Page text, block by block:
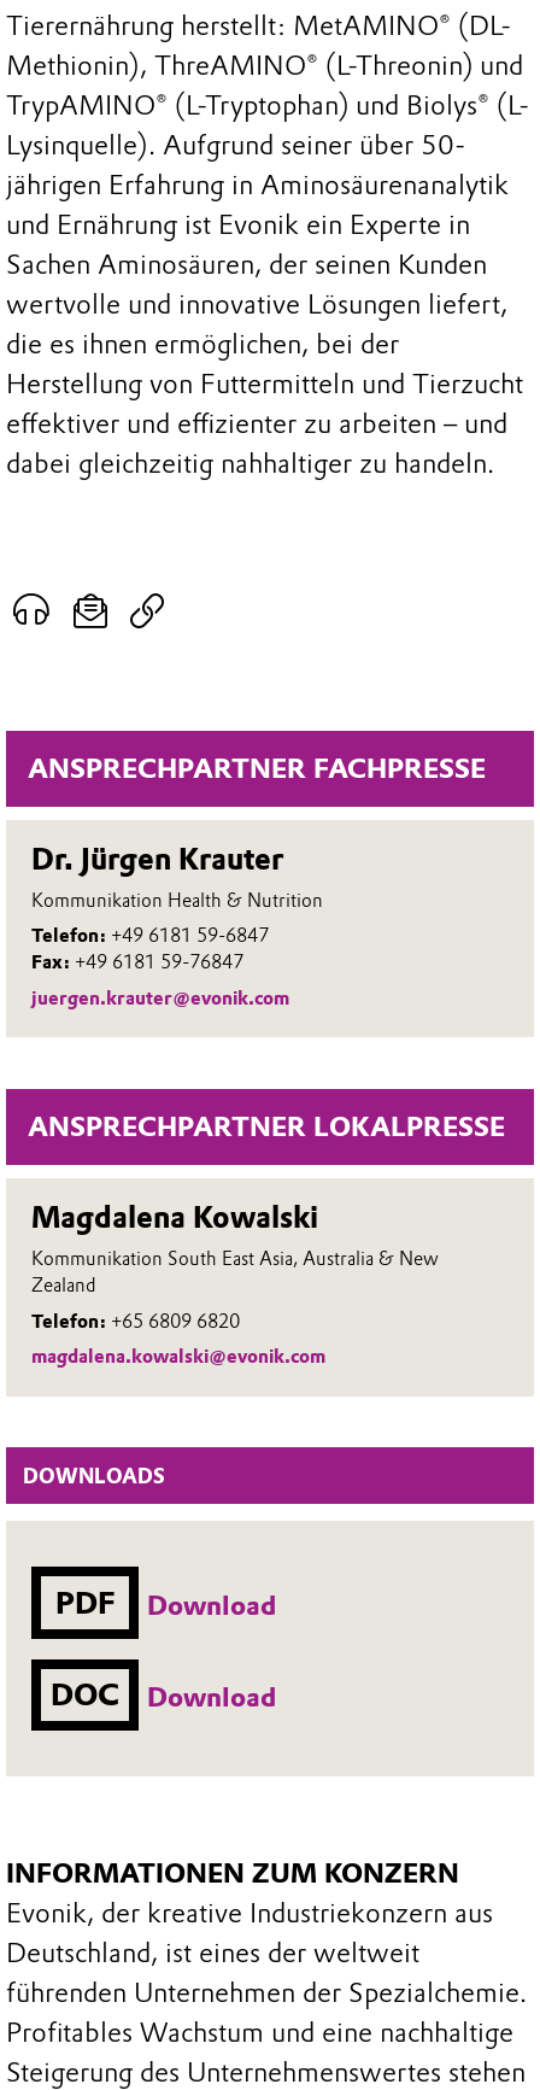
ANSPRECHPARTNER FACHPRESSE
Dr. Jürgen Krauter
Kommunikation Health & Nutrition
Telefon: +49 6181 59-6847
Fax: +49 6181 59-76847
juergen.krauter@evonik.com
ANSPRECHPARTNER LOKALPRESSE
Magdalena Kowalski
Kommunikation South East Asia, Australia & New
Zealand
Telefon: +65 6809 6820
magdalena.kowalski@evonik.com
DOWNLOADS
PDF Download
DOC Download
Tierernährung herstellt: MetAMINO® (DL-
Methionin), ThreAMINO® (L-Threonin) und
TrypAMINO® (L-Tryptophan) und Biolys® (L-
Lysinquelle). Aufgrund seiner über 50-
jährigen Erfahrung in Aminosäurenanalytik
und Ernährung ist Evonik ein Experte in
Sachen Aminosäuren, der seinen Kunden
wertvolle und innovative Lösungen liefert,
die es ihnen ermöglichen, bei der
Herstellung von Futtermitteln und Tierzucht
effektiver und effizienter zu arbeiten – und
dabei gleichzeitig nahhaltiger zu handeln.
INFORMATIONEN ZUM KONZERN
Evonik, der kreative Industriekonzern aus
Deutschland, ist eines der weltweit
führenden Unternehmen der Spezialchemie.
Profitables Wachstum und eine nachhaltige
Steigerung des Unternehmenswertes stehen